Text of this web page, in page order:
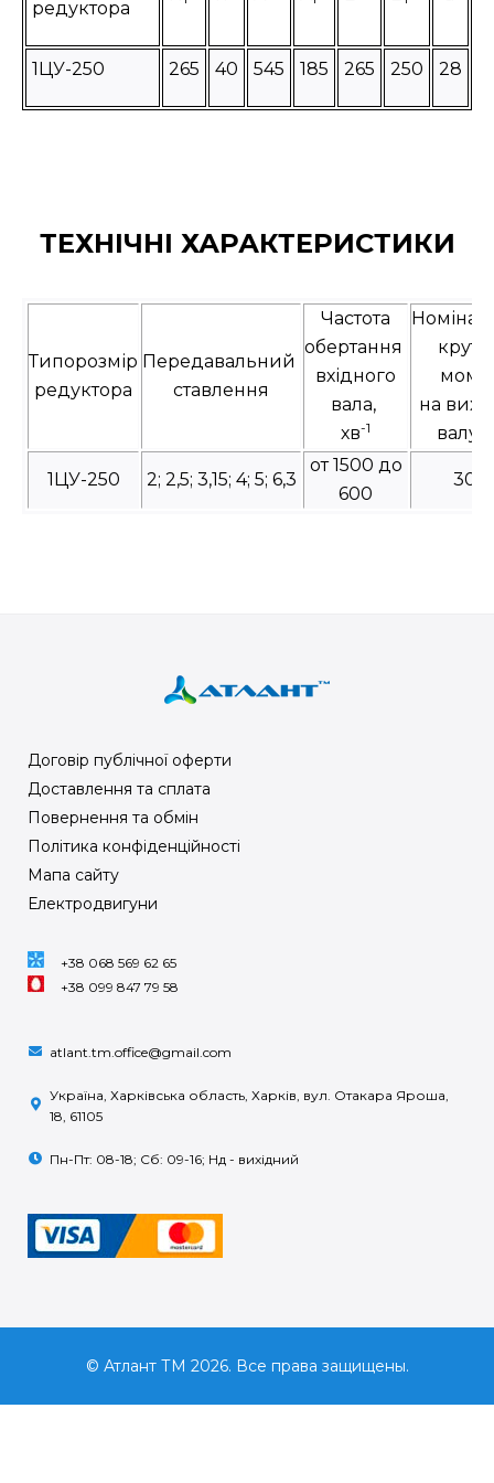
редуктора
1ЦУ-250 265 40 545 185 265 250 28
ТЕХНІЧНІ ХАРАКТЕРИСТИКИ
Типорозмір
редуктора
Передавальний
ставлення
Частота
обертання
вхідного
вала,
хв-1
на
валу,
1ЦУ-250 2; 2,5; 3,15; 4; 5; 6,3
от 1500 до
600
Договір публічної оферти
Доставлення та сплата
Повернення та обмін
Політика конфіденційності
Мапа сайту
Електродвигуни
+38 068 569 62 65
+38 099 847 79 58
atlant.tm.office@gmail.com
Україна, Харківська область, Харків, вул. Отакара Яроша,
18, 61105
Пн-Пт: 08-18; Сб: 09-16; Нд - вихідний
© Атлант ТМ 2026. Все права защищены.